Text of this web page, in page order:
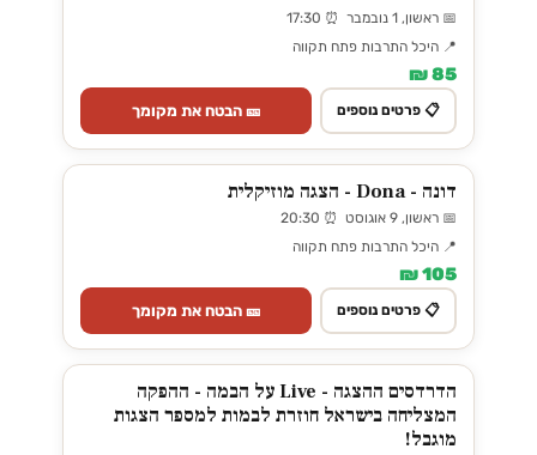
📅 ראשון, 1 נובמבר ⏰ 17:30
📍 היכל התרבות פתח תקווה
85 ₪
📋 פרטים נוספים 🎫 הבטח את מקומך
דונה - Dona - הצגה מוזיקלית
📅 ראשון, 9 אוגוסט ⏰ 20:30
📍 היכל התרבות פתח תקווה
105 ₪
📋 פרטים נוספים 🎫 הבטח את מקומך
הדרדסים ההצגה - Live על הבמה - ההפקה
המצליחה בישראל חוזרת לבמות למספר הצגות
מוגבל!